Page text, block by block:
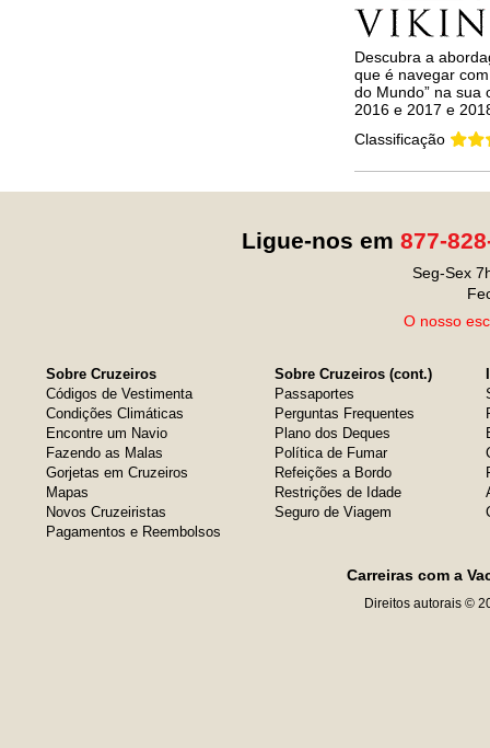
Descubra a
que é navegar
do Mundo” na sua
2016 e 2017 e
Classificação
Ligue-nos em 877-
Seg-Sex
O nosso
Sobre Cruzeiros
Códigos de Vestimenta
Condições Climáticas
Encontre um Navio
Fazendo as Malas
Gorjetas em Cruzeiros
Mapas
Novos Cruzeiristas
Pagamentos e Reembolsos
Sobre Cruzeiros (cont.)
Passaportes
Perguntas Frequentes
Plano dos Deques
Política de Fumar
Refeições a Bordo
Restrições de Idade
Seguro de Viagem
Carreiras com a
Direitos autorais ©